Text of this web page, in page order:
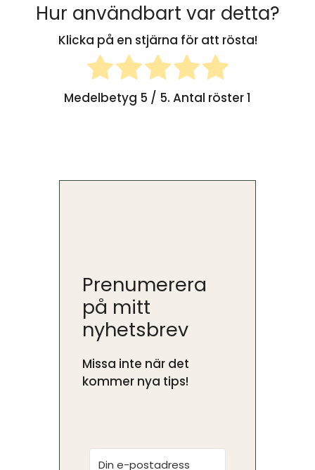
Hur användbart var detta?
Klicka på en stjärna för att rösta!
Medelbetyg 5 / 5. Antal röster1
Prenumerera
på mitt
nyhetsbrev
Missa inte när det
kommer nya tips!